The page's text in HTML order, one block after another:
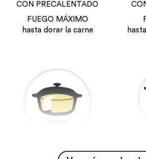
CON PRECALENTADO
FUEGO MÁXIMO
hasta dorar la carne